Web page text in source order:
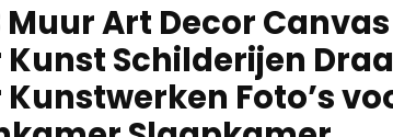
Muur Art Decor
Schilderijen
Foto’s